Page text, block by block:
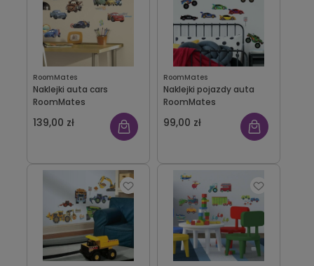
RoomMates
Naklejki auta cars
RoomMates
139,00 zł
RoomMates
Naklejki pojazdy auta
RoomMates
99,00 zł